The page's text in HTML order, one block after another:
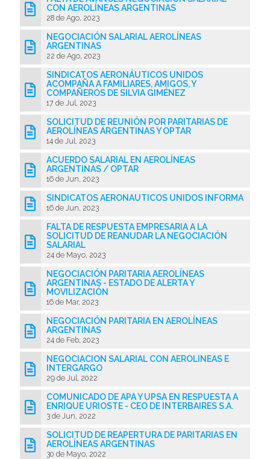
CON AEROLÍNEAS ARGENTINAS
28 de Ago, 2023
NEGOCIACIÓN SALARIAL AEROLÍNEAS
ARGENTINAS
22 de Ago, 2023
SINDICATOS AERONÁUTICOS UNIDOS
ACOMPAÑA A FAMILIARES, AMIGOS, Y
COMPAÑEROS DE SILVIA GIMÉNEZ
17 de Jul, 2023
SOLICITUD DE REUNIÓN POR PARITARIAS DE
AEROLÍNEAS ARGENTINAS Y OPTAR
14 de Jul, 2023
ACUERDO SALARIAL EN AEROLÍNEAS
ARGENTINAS / OPTAR
16 de Jun, 2023
SINDICATOS AERONAUTICOS UNIDOS INFORMA
16 de Jun, 2023
FALTA DE RESPUESTA EMPRESARIA A LA
SOLICITUD DE REANUDAR LA NEGOCIACIÓN
SALARIAL
24 de Mayo, 2023
NEGOCIACIÓN PARITARIA AEROLÍNEAS
ARGENTINAS - ESTADO DE ALERTA Y
MOVILIZACIÓN
16 de Mar, 2023
NEGOCIACIÓN PARITARIA EN AEROLÍNEAS
ARGENTINAS
24 de Feb, 2023
NEGOCIACION SALARIAL CON AEROLINEAS E
INTERGARGO
29 de Jul, 2022
COMUNICADO DE APA Y UPSA EN RESPUESTA A
ENRIQUE URIOSTE - CEO DE INTERBAIRES S.A.
3 de Jun, 2022
SOLICITUD DE REAPERTURA DE PARITARIAS EN
AEROLÍNEAS ARGENTINAS
30 de Mayo, 2022